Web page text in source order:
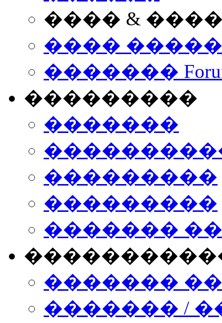
���� &
����
�������
���������
�������
���������
���������
�������
�������
������� /